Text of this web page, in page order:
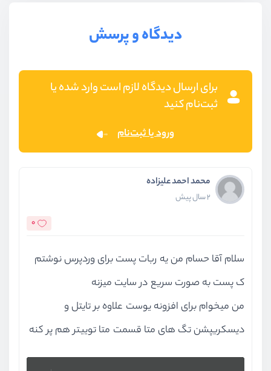
دیدگاه و پرسش
برای ارسال دیدگاه لازم است وارد شده یا
ثبت‌نام کنید
ورود یا ثبت‌نام
محمد احمد علیزاده
2 سال پیش
0
سلام آقا حسام من یه ربات پست برای وردپرس نوشتم
ک پست به صورت سریع در سایت میزنه
من میخوام برای افزونه یوست علاوه بر تایتل و
دیسکریپشن تگ های متا قسمت متا توییتر هم پر کنه